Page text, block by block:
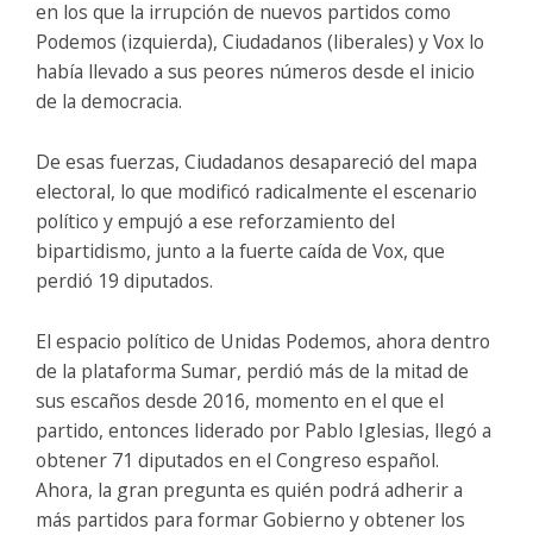
en los que la irrupción de nuevos partidos como
Podemos (izquierda), Ciudadanos (liberales) y Vox lo
había llevado a sus peores números desde el inicio
de la democracia.
De esas fuerzas, Ciudadanos desapareció del mapa
electoral, lo que modificó radicalmente el escenario
político y empujó a ese reforzamiento del
bipartidismo, junto a la fuerte caída de Vox, que
perdió 19 diputados.
El espacio político de Unidas Podemos, ahora dentro
de la plataforma Sumar, perdió más de la mitad de
sus escaños desde 2016, momento en el que el
partido, entonces liderado por Pablo Iglesias, llegó a
obtener 71 diputados en el Congreso español.
Ahora, la gran pregunta es quién podrá adherir a
más partidos para formar Gobierno y obtener los